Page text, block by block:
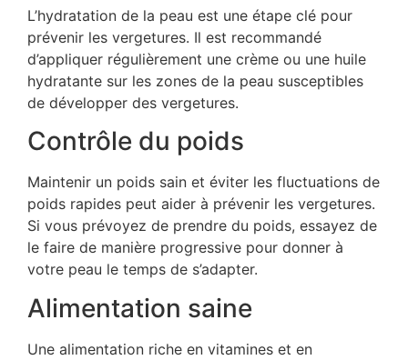
L’hydratation de la peau est une étape clé pour
prévenir les vergetures. Il est recommandé
d’appliquer régulièrement une crème ou une huile
hydratante sur les zones de la peau susceptibles
de développer des vergetures.
Contrôle du poids
Maintenir un poids sain et éviter les fluctuations de
poids rapides peut aider à prévenir les vergetures.
Si vous prévoyez de prendre du poids, essayez de
le faire de manière progressive pour donner à
votre peau le temps de s’adapter.
Alimentation saine
Une alimentation riche en vitamines et en